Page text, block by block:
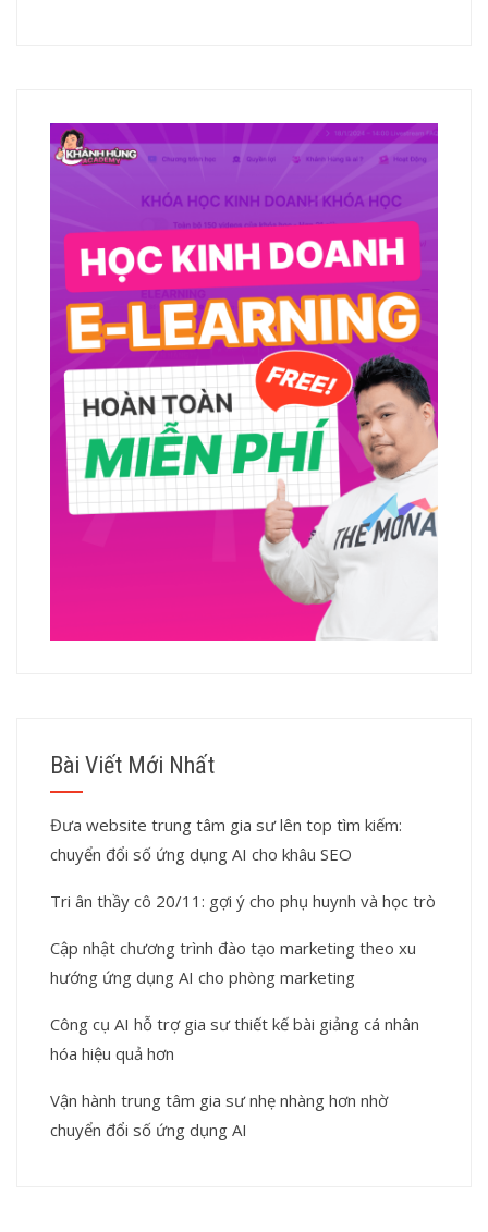
Bài Viết Mới Nhất
Đưa website trung tâm gia sư lên top tìm kiếm:
chuyển đổi số ứng dụng AI cho khâu SEO
Tri ân thầy cô 20/11: gợi ý cho phụ huynh và học trò
Cập nhật chương trình đào tạo marketing theo xu
hướng ứng dụng AI cho phòng marketing
Công cụ AI hỗ trợ gia sư thiết kế bài giảng cá nhân
hóa hiệu quả hơn
Vận hành trung tâm gia sư nhẹ nhàng hơn nhờ
chuyển đổi số ứng dụng AI